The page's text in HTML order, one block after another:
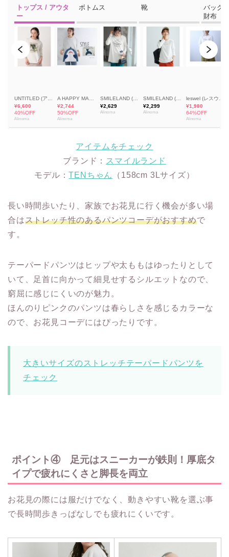
アイテムをチェック
ブランド： スマイルランド
モデル：TENちゃん （158cm 3Lサイズ）
長い時間歩いたり、家族でお花見に行く機会が多い場
合はストレッチ性のあるパンツコーデがおすすめで
す。
テーパードパンツはヒップや太ももはゆったりとして
いて、足首に向かって細見せするシルエットなので、
窮屈に感じにくいのが魅力。
ほんのりピンクのパンツは春らしさを感じるカラーな
ので、お花見コーデにはぴったりです。
大きいサイズのストレッチテーパードパンツを
チェック
ポイント④ 足元はスニーカーが鉄則！厚底タ
イプで疲れにくさと脚長を両立
お花見の際には服だけでなく、動きやすい靴を選ぶ事
で長時間歩きっぱなしでも疲れにくいです。